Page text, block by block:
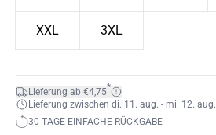
XXL 3XL
Lieferung ab €4,75*
Lieferung zwischen di. 11. aug. - mi. 12. aug.
30 TAGE EINFACHE RÜCKGABE